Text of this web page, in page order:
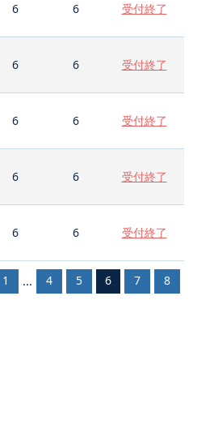
6 6 受付終了
6 6 受付終了
6 6 受付終了
6 6 受付終了
6 6 受付終了
1 ... 4 5 6 7 8